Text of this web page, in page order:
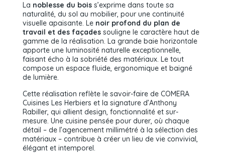
La noblesse du bois s’exprime dans toute sa
naturalité, du sol au mobilier, pour une continuité
visuelle apaisante. Le noir profond du plan de
travail et des façades souligne le caractère haut de
gamme de la réalisation. La grande baie horizontale
apporte une luminosité naturelle exceptionnelle,
faisant écho à la sobriété des matériaux. Le tout
compose un espace fluide, ergonomique et baigné
de lumière.
Cette réalisation reflète le savoir-faire de COMERA
Cuisines Les Herbiers et la signature d’Anthony
Rabiller, qui allient design, fonctionnalité et sur-
mesure. Une cuisine pensée pour durer, où chaque
détail – de l’agencement millimétré à la sélection des
matériaux – contribue à créer un lieu de vie convivial,
élégant et intemporel.